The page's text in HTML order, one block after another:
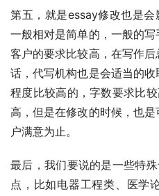
第五，就是essay修改也是
一般相对是简单的，一般的
客户的要求比较高，在写作
话，代写机构也是会适当的
程度比较高的，字数要求比
高，但是在修改的时候，也
户满意为止。
最后，我们要说的是一些特
点，比如电器工程类、医学